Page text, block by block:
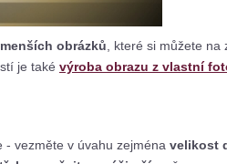
obrázků , které si můžete
je také výroba obrazu z vlastní
vezměte v úvahu zejména velikost